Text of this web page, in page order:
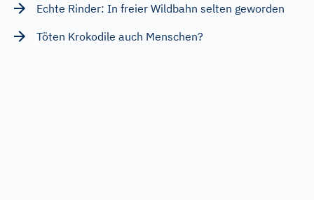
Echte Rinder: In freier Wildbahn selten geworden
Töten Krokodile auch Menschen?